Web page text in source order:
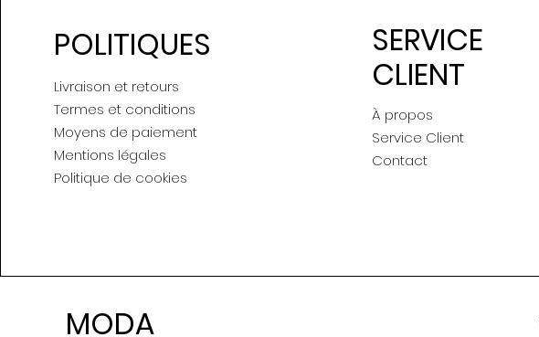
POLITIQUES
Livraison et retours
Termes et conditions
Moyens de paiement
Mentions légales
Politique de cookies
SERVICE
CLIENT
À propos
Service Client
Contact
MODA